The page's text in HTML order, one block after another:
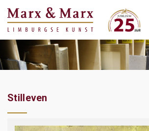
Stilleven